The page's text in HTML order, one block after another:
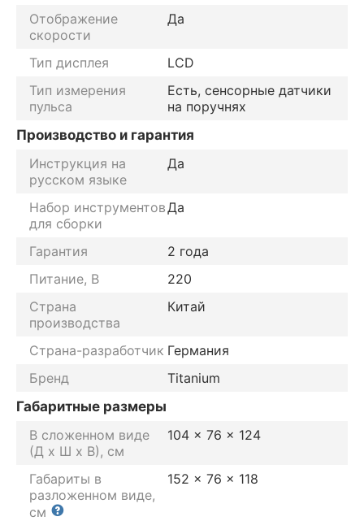
Отображение
скорости
Да
Тип дисплея
LCD
Тип измерения
пульса
Есть, сенсорные датчики
на поручнях
Производство и гарантия
Инструкция на
русском языке
Да
Набор инструментов
для сборки
Да
Гарантия
2 года
Питание, В
220
Страна
производства
Китай
Страна-разработчик Германия
Бренд
Titanium
Габаритные размеры
В сложенном виде
(Д х Ш х В), см
104 × 76 × 124
Габариты в
разложенном виде,
см
152 × 76 × 118